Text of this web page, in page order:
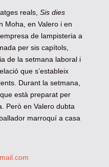
reals, Sis dies
Moha, en Valero i en
de lampisteria a
per sis capítols,
de la setmana laboral i
que s’estableix
Durant la setmana,
està preparat per
Però en Valero dubta
marroquí a casa